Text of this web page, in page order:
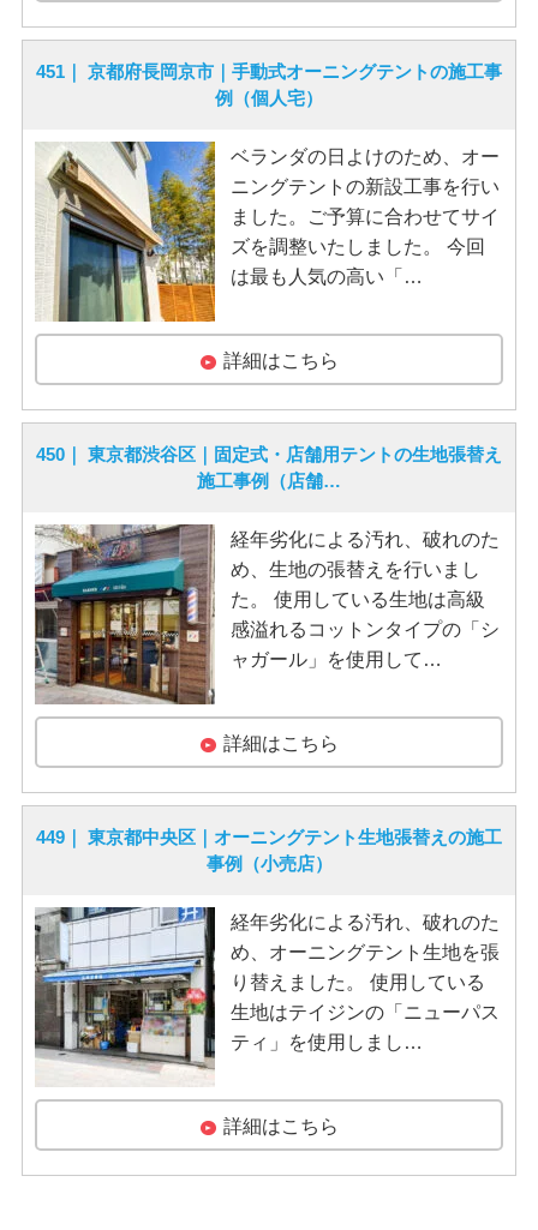
451｜ 京都府長岡京市｜手動式オーニングテントの施工事
例（個人宅）
ベランダの日よけのため、オー
ニングテントの新設工事を行い
ました。ご予算に合わせてサイ
ズを調整いたしました。 今回
は最も人気の高い「…
詳細はこちら
450｜ 東京都渋谷区｜固定式・店舗用テントの生地張替え
施工事例（店舗…
経年劣化による汚れ、破れのた
め、生地の張替えを行いまし
た。 使用している生地は高級
感溢れるコットンタイプの「シ
ャガール」を使用して…
詳細はこちら
449｜ 東京都中央区｜オーニングテント生地張替えの施工
事例（小売店）
経年劣化による汚れ、破れのた
め、オーニングテント生地を張
り替えました。 使用している
生地はテイジンの「ニューパス
ティ」を使用しまし…
詳細はこちら